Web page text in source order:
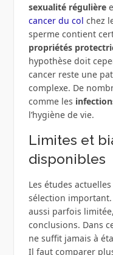
sexualité régulière
cancer du col chez
sperme contient
propriétés
hypothèse doit
cancer reste une
complexe. De
comme les
l’hygiène de vie.
Limites et
disponibles
Les études
sélection important.
aussi parfois
conclusions. Dans
ne suffit jamais à
Il faut comparer